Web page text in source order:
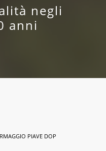
negli
anni
PIAVE DOP